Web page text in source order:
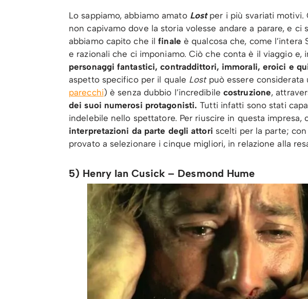
Lo sappiamo, abbiamo amato Lostper i più svariati motivi.
non capivamo dove la storia volesse andare a parare, e ci
abbiamo capito che ilfinale è qualcosa che, come
e razionali che ci imponiamo. Ciò che conta è il viaggio e,
personaggi fantastici, contraddittori, immorali, eroici e
aspetto specifico per il quale Lostpuò essere considerata
parecchi) è senza dubbio l’incredibile costruzione,
dei suoi numerosi protagonisti. Tutti infatti sono stati
indelebile nello spettatore. Per riuscire in questa impresa,
interpretazioni da parte degli attori scelti per la parte;
provato a selezionare i cinque migliori, in relazione alla
5) Henry Ian Cusick – Desmond Hume